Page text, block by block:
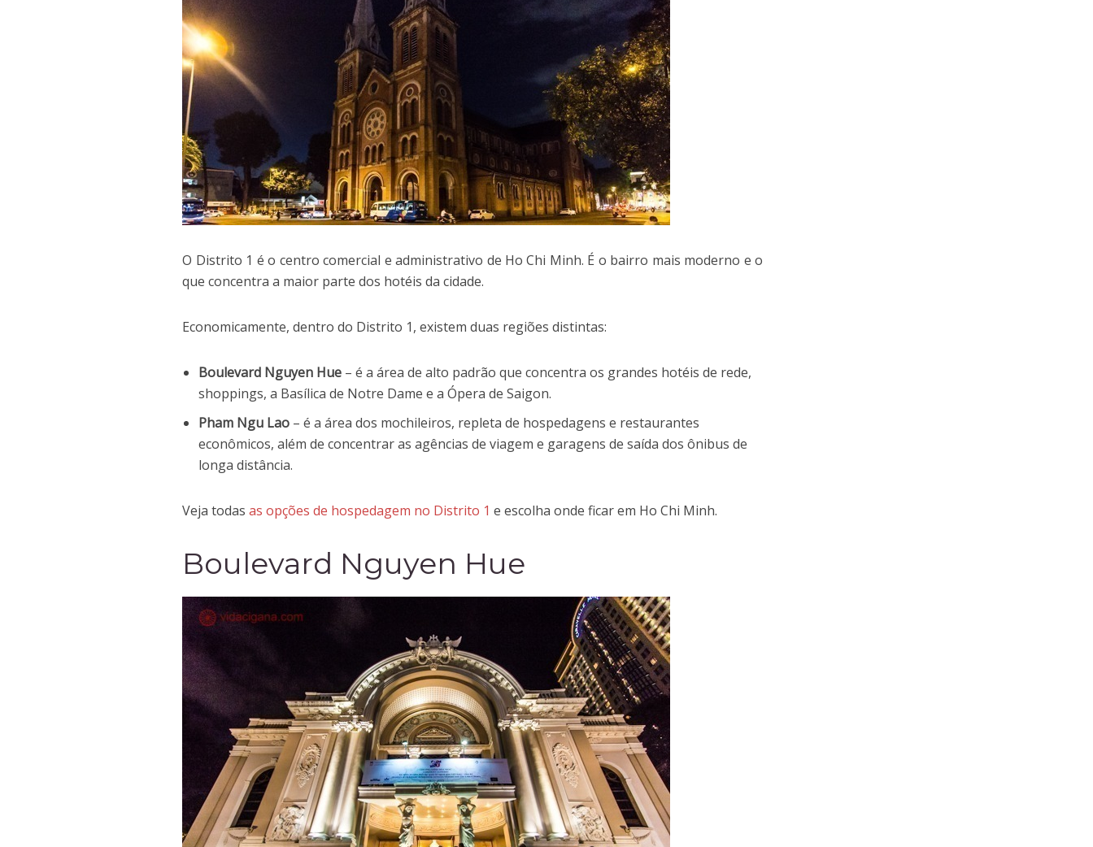
O Distrito 1 é o centro comercial e administrativo de Ho Chi Minh. É o bairro mais moderno e o
que concentra a maior parte dos hotéis da cidade.
Economicamente, dentro do Distrito 1, existem duas regiões distintas:
Boulevard Nguyen Hue – é a área de alto padrão que concentra os grandes hotéis de rede,
shoppings, a Basílica de Notre Dame e a Ópera de Saigon.
Pham Ngu Lao – é a área dos mochileiros, repleta de hospedagens e restaurantes
econômicos, além de concentrar as agências de viagem e garagens de saída dos ônibus de
longa distância.
Veja todasas opções de hospedagem no Distrito 1 e escolha onde ficar em Ho Chi Minh.
Boulevard Nguyen Hue